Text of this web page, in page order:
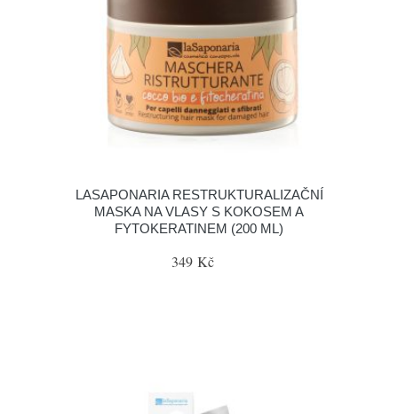
LASAPONARIA RESTRUKTURALIZAČNÍ
MASKA NA VLASY S KOKOSEM A
FYTOKERATINEM (200 ML)
349 Kč